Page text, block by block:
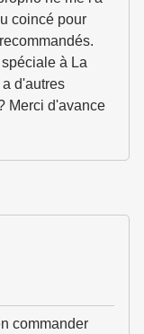
coincé pour
à La
d'autres
Merci d'avance
commander